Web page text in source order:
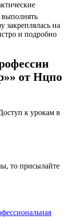
закреплялась на
и подробно
от Нцпо
к урокам в
то присылайте